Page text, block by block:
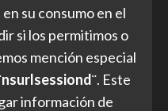
su consumo en el
si los permitimos o
mención especial
nsurlsessiond¨. Este
información de